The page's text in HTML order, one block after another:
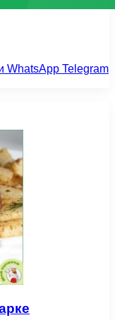
WhatsApp Telegram